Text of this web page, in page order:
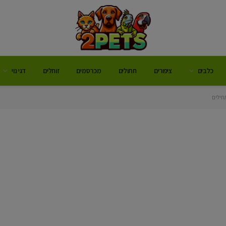
כלבים ציפורים חתולים מכרסמים זוחלים דגי נוי